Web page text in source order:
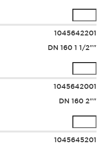
1045642201
DN 160 1 1/2""
1045642001
DN 160 2""
1045645201